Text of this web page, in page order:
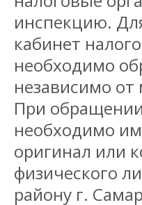
инспекцию.
кабинет
необходимо
независимо от
При
необходимо
оригинал или
физического
району г.